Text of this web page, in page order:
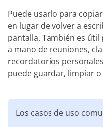
Puede usarlo para
en lugar de volver a
pantalla. También es
a mano de reuniones,
recordatorios
puede guardar, limpiar
Los casos de uso